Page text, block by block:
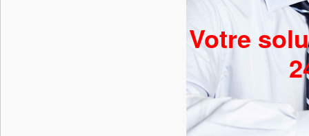
Votre